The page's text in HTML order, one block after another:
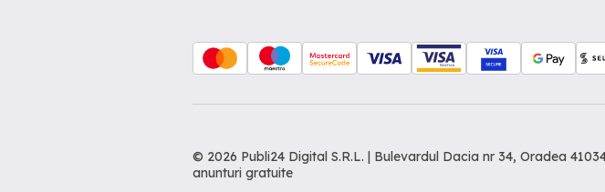
© 2026 Publi24 Digital S.R.L. | Bulevardul Dacia nr 34, Oradea
anunturi gratuite